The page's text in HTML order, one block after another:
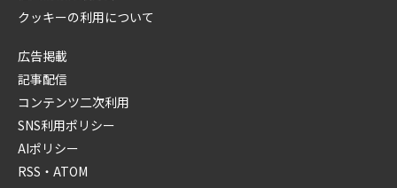
クッキーの利用について
広告掲載
記事配信
コンテンツ二次利用
SNS利用ポリシー
AIポリシー
RSS・ATOM